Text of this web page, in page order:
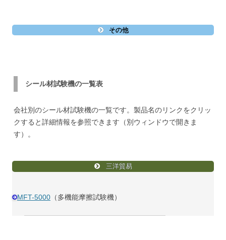
その他
シール材試験機の一覧表
会社別のシール材試験機の一覧です。製品名のリンクをクリッ
クすると詳細情報を参照できます（別ウィンドウで開きま
す）。
三洋貿易
MFT-5000 （多機能摩擦試験機）